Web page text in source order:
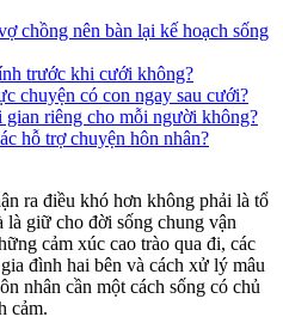
chồng nên bàn lại kế hoạch sống
trước khi cưới không?
chuyện có con ngay sau cưới?
gian riêng cho mỗi người không?
hỗ trợ chuyện hôn nhân?
ra điều khó hơn không phải là tổ
là giữ cho đời sống chung vận
cảm xúc cao trào qua đi, các
đình hai bên và cách xử lý mâu
nhân cần một cách sống có chủ
cảm.